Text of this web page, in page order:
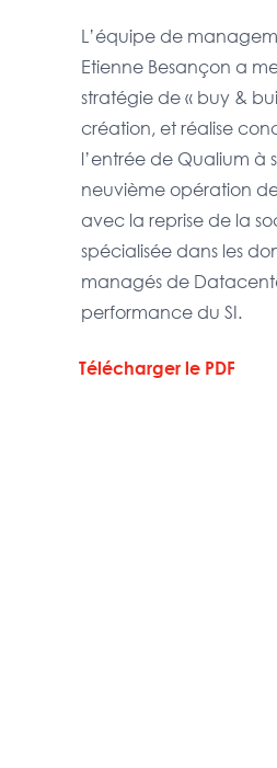
L’équipe de
Etienne Besançon a
stratégie de « buy &
création, et réalise
l’entrée de Qualium à
neuvième opération
avec la reprise de la
spécialisée dans les
managés de
performance du SI.
Télécharger le PDF